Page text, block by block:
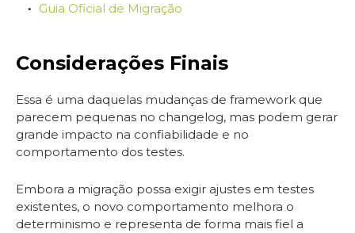
Guia Oficial de Migração
Considerações Finais
Essa é uma daquelas mudanças de framework que
parecem pequenas no changelog, mas podem gerar
grande impacto na confiabilidade e no
comportamento dos testes.
Embora a migração possa exigir ajustes em testes
existentes, o novo comportamento melhora o
determinismo e representa de forma mais fiel a